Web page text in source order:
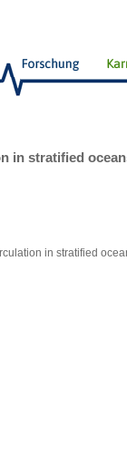
in stratified
in stratified